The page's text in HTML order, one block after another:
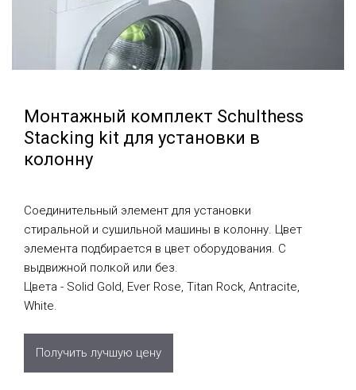
Монтажный комплект Schulthess
Stacking kit для установки в
колонну
Соединительный элемент для установки
стиральной и сушильной машины в колонну. Цвет
элемента подбирается в цвет оборудования. С
выдвижной полкой или без.
Цвета - Solid Gold, Ever Rose, Titan Rock, Antracite,
White.
Получить лучшую цену